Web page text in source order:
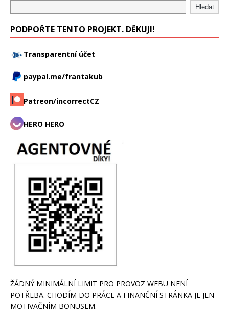
Hledat
PODPOŘTE TENTO PROJEKT. DĚKUJI!
Transparentní účet
paypal.me/frantakub
Patreon/incorrectCZ
HERO HERO
ŽÁDNÝ MINIMÁLNÍ LIMIT PRO PROVOZ WEBU NENÍ
POTŘEBA. CHODÍM DO PRÁCE A FINANČNÍ STRÁNKA JE JEN
MOTIVAČNÍM BONUSEM.